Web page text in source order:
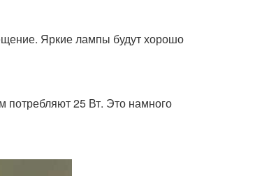
Яркие лампы будут хорошо
потребляют 25 Вт. Это намного